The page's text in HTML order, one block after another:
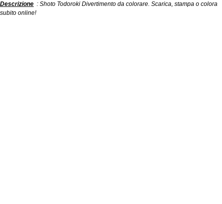
Descrizione : Shoto Todoroki Divertimento da colorare. Scarica, stampa o colora
subito online!